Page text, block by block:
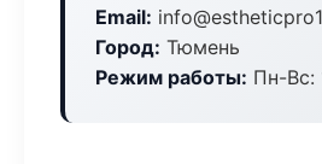
Email:
Город: Тюмень
Режим работы: Пн-Вс: